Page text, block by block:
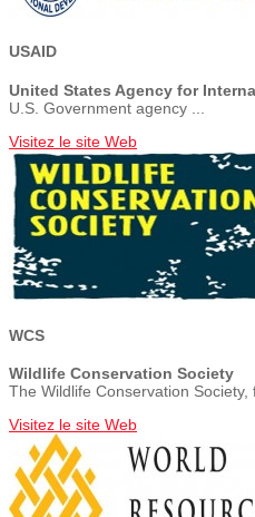
USAID
United States Agency for
U.S. Government agency ...
Visitez le site Web
WCS
Wildlife Conservation Society
The Wildlife Conservation Society,
Visitez le site Web